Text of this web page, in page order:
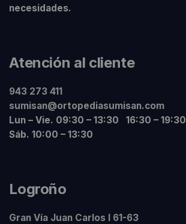
necesidades.
Atención al cliente
943 273 411
sumisan@ortopediasumisan.com
Lun – Vie. 09:30 – 13:30 16:30 – 19:30
Sáb. 10:00 – 13:30
Logroño
Gran Vía Juan Carlos I 61-63